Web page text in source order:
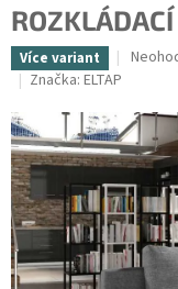
Více variant
je
0,0
z
5
Značka: ELTAP